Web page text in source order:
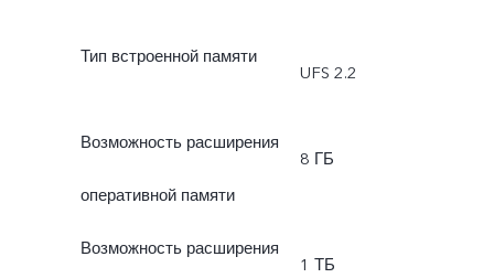
Тип встроенной памяти
UFS 2.2
Возможность расширения
оперативной памяти
8 ГБ
Возможность расширения
1 ТБ